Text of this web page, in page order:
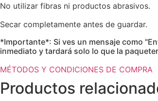
No utilizar fibras ni productos abrasivos.
Secar completamente antes de guardar.
*Importante*: Si ves un mensaje como
inmediato y tardará solo lo que la
MÉTODOS Y CONDICIONES DE COMPRA
Productos